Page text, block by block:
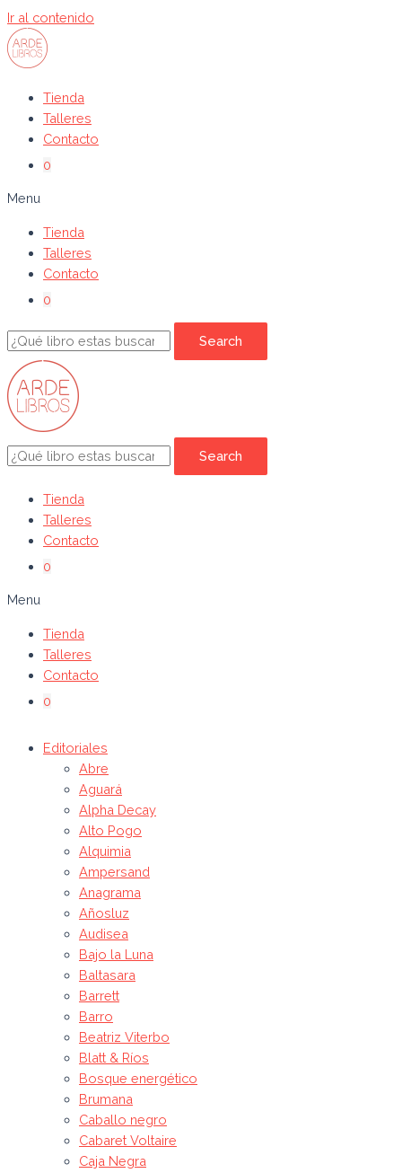
Ir al contenido
Tienda
Talleres
Contacto
0
Menu
Tienda
Talleres
Contacto
0
Search
Search
Tienda
Talleres
Contacto
0
Menu
Tienda
Talleres
Contacto
0
Editoriales
Abre
Aguará
Alpha Decay
Alto Pogo
Alquimia
Ampersand
Anagrama
Añosluz
Audisea
Bajo la Luna
Baltasara
Barrett
Barro
Beatriz Viterbo
Blatt & Ríos
Bosque energético
Brumana
Caballo negro
Cabaret Voltaire
Caja Negra